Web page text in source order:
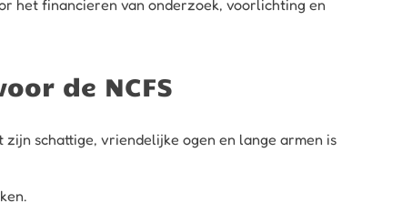
het financieren van onderzoek, voorlichting en
de NCFS
schattige, vriendelijke ogen en lange armen is